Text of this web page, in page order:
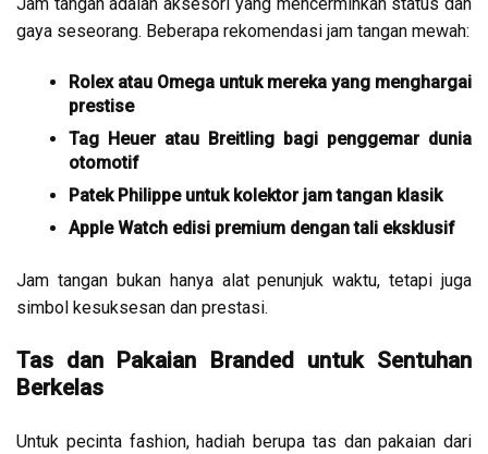
Jam tangan adalah aksesori yang mencerminkan status dan
gaya seseorang. Beberapa rekomendasi jam tangan mewah:
Rolex atau Omega untuk mereka yang menghargai
prestise
Tag Heuer atau Breitling bagi penggemar dunia
otomotif
Patek Philippe untuk kolektor jam tangan klasik
Apple Watch edisi premium dengan tali eksklusif
Jam tangan bukan hanya alat penunjuk waktu, tetapi juga
simbol kesuksesan dan prestasi.
Tas dan Pakaian Branded untuk Sentuhan
Berkelas
Untuk pecinta fashion, hadiah berupa tas dan pakaian dari